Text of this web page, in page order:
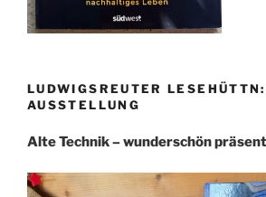
LUDWIGSREUTER LESEHÜTTN:
AUSSTELLUNG
Alte Technik – wunderschön